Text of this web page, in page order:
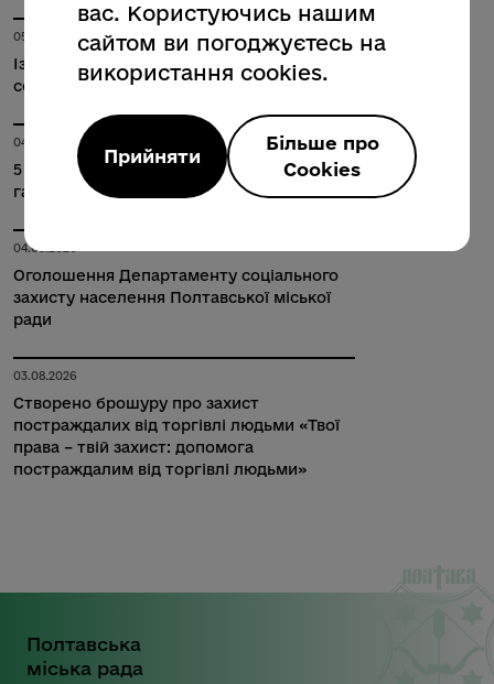
05.08.2026
Із особистого прийому громадян
секретаря міської ради
04.08.2026
5 серпня на одній з вулиць міста не буде
газу
04.08.2026
Оголошення Департаменту соціального
захисту населення Полтавської міської
ради
03.08.2026
Створено брошуру про захист
постраждалих від торгівлі людьми «Твої
права – твій захист: допомога
постраждалим від торгівлі людьми»
Полтавська
міська рада
вас. Користуючись нашим
сайтом ви погоджуєтесь на
використання cookies.
Прийняти
Більше про
Cookies